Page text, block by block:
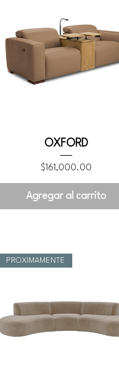
OXFORD
Precio
$161,000.00
Agregar al carrito
PROXIMAMENTE